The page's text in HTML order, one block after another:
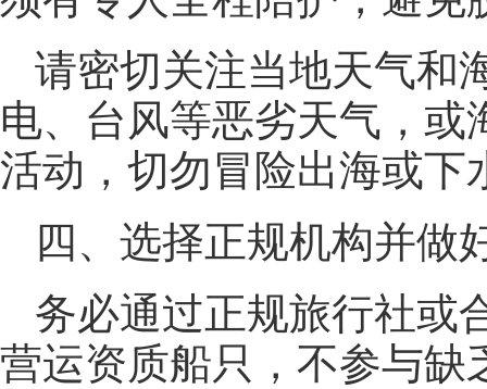
请密切关注当地天气和
电、台风等恶劣天气，
活动，切勿冒险出海或下
四、选择正规机构并做
务必通过正规旅行社或
营运资质船只，不参与缺